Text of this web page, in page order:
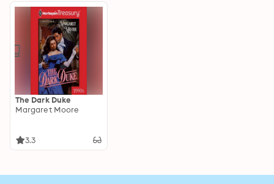
The Dark Duke
Margaret Moore
3.3